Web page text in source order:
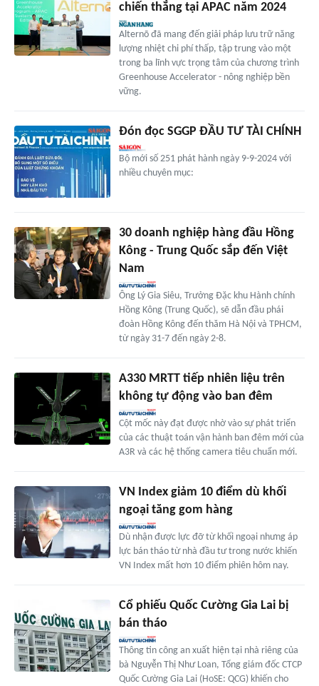
chiến thắng tại APAC năm 2024
Alternō đã mang đến giải pháp lưu trữ năng
lượng nhiệt chi phí thấp, tập trung vào một
trong ba lĩnh vực trọng tâm của chương trình
Greenhouse Accelerator - nông nghiệp bền
vững.
Đón đọc SGGP ĐẦU TƯ TÀI CHÍNH
Bộ mới số 251 phát hành ngày 9-9-2024 với
nhiều chuyên mục:
30 doanh nghiệp hàng đầu Hồng
Kông - Trung Quốc sắp đến Việt
Nam
Ông Lý Gia Siêu, Trưởng Đặc khu Hành chính
Hồng Kông (Trung Quốc), sẽ dẫn đầu phái
đoàn Hồng Kông đến thăm Hà Nội và TPHCM,
từ ngày 31-7 đến ngày 2-8.
A330 MRTT tiếp nhiên liệu trên
không tự động vào ban đêm
Cột mốc này đạt được nhờ vào sự phát triển
của các thuật toán vận hành ban đêm mới của
A3R và các hệ thống camera tiêu chuẩn mới.
VN Index giảm 10 điểm dù khối
ngoại tăng gom hàng
Dù nhận được lực đỡ từ khối ngoại nhưng áp
lực bán tháo từ nhà đầu tư trong nước khiến
VN Index mất hơn 10 điểm phiên hôm nay.
Cổ phiếu Quốc Cường Gia Lai bị
bán tháo
Thông tin công an xuất hiện tại nhà riêng của
bà Nguyễn Thị Như Loan, Tổng giám đốc CTCP
Quốc Cường Gia Lai (HoSE: QCG) khiến cho